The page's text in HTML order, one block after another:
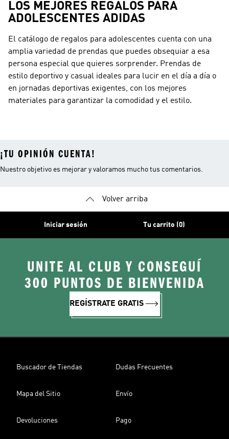
LOS MEJORES REGALOS PARA
ADOLESCENTES ADIDAS
El catálogo de regalos para adolescentes cuenta con una
amplia variedad de prendas que puedes obsequiar a esa
persona especial que quieres sorprender. Prendas de
estilo deportivo y casual ideales para lucir en el día a día o
en jornadas deportivas exigentes, con los mejores
materiales para garantizar la comodidad y el estilo.
¡TU OPINIÓN CUENTA!
Nuestro objetivo es mejorar y valoramos mucho tus comentarios.
Volver arriba
Iniciar sesión Tu carrito (0)
UNITE AL CLUB Y CONSEGUÍ
300 PUNTOS DE BIENVENIDA
REGÍSTRATE GRATIS
Buscador de Tiendas Dudas Frecuentes
Mapa del Sitio Envío
Devoluciones Pago